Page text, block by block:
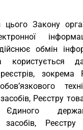
цього Закону
обмін
користується
зокрема
Реєстру
Єдиного
засобів, Реєстру